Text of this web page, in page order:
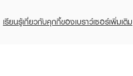
เรียนรู้เกี่ยวกับคุกกี้ของเบราว์เซอร์เพิ่มเติม